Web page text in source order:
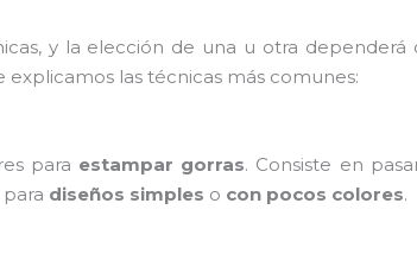
y la elección de una u otra dependerá
explicamos las técnicas más comunes:
para estampar gorras. Consiste en
diseños simples o con pocos colores.